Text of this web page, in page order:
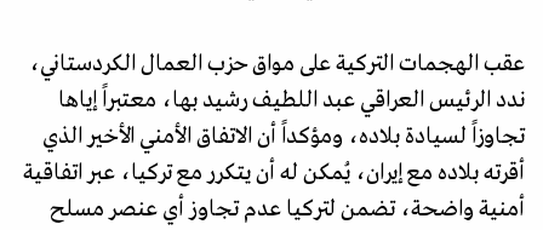
عقب الهجمات التركية على مواق حزب العمال الكردستاني،
ندد الرئيس العراقي عبد اللطيف رشيد بها، معتبراً إياها
تجاوزاً لسيادة بلاده، ومؤكداً أن الاتفاق الأمني الأخير الذي
أقرته بلاده مع إيران، يُمكن له أن يتكرر مع تركيا، عبر اتفاقية
أمنية واضحة، تضمن لتركيا عدم تجاوز أي عنصر مسلح